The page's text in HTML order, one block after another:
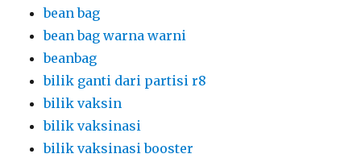
bean bag
bean bag warna warni
beanbag
bilik ganti dari partisi r8
bilik vaksin
bilik vaksinasi
bilik vaksinasi booster